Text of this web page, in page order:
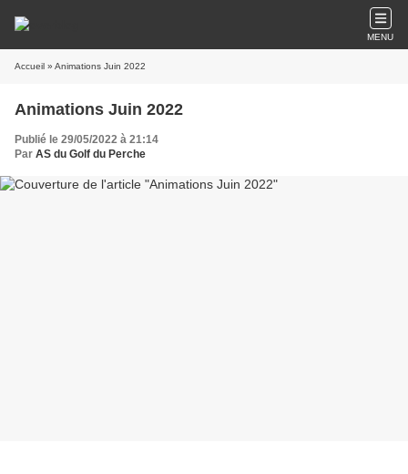
MENU
Accueil » Animations Juin 2022
Animations Juin 2022
Publié le 29/05/2022 à 21:14
Par AS du Golf du Perche